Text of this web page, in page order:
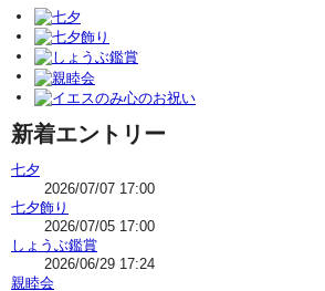
新着エントリー
七夕
2026/07/07 17:00
七夕飾り
2026/07/05 17:00
しょうぶ鑑賞
2026/06/29 17:24
親睦会